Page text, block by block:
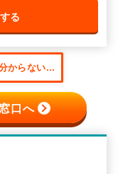
る
からない...
口へ